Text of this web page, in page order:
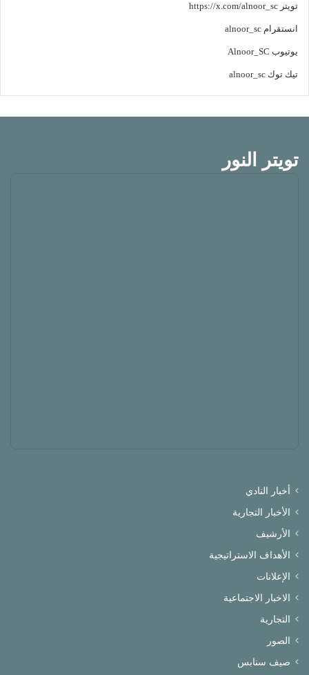
تويتر https://x.com/alnoor_sc
انستقرام alnoor_sc
يوتيوب Alnoor_SC
تيك توك alnoor_sc
تويتر النور
أخبار النادي
الأخبار التجارية
الأرشيف
الأهداف الاستراتيجية
الإعلانات
الاخبار الاجتماعية
التجارية
الصور
صيف سنابس